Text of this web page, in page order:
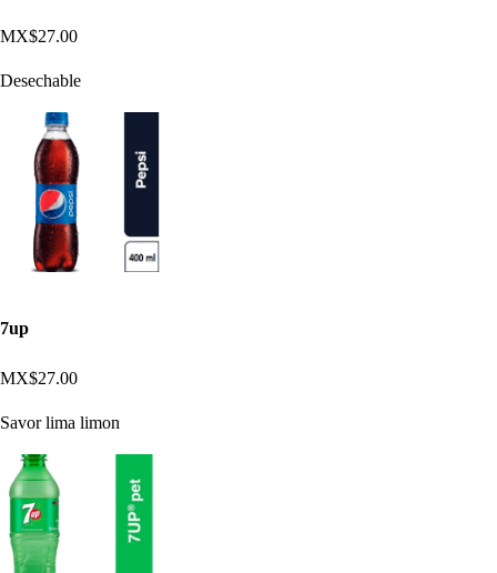
MX$27.00
Desechable
7up
MX$27.00
Savor lima limon